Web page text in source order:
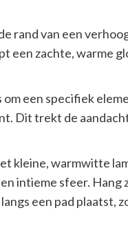
rand van een
een zachte, warme
een specifiek
Dit trekt de
kleine, warmwitte
intieme sfeer. Hang
een pad plaatst,